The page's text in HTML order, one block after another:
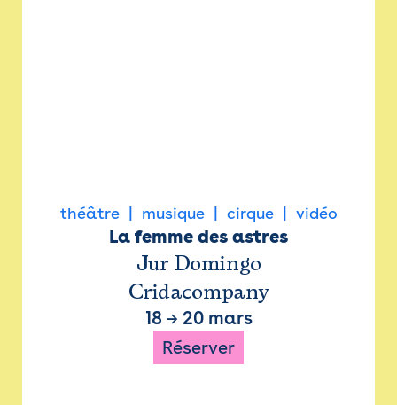
théâtre musique cirque vidéo
La femme des astres
Jur Domingo
Cridacompany
18 → 20 mars
Réserver